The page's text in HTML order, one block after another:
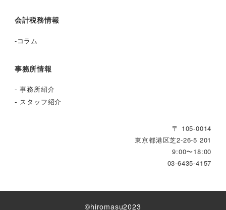
会計税務情報
-コラム
事務所情報
-事務所紹介
- スタッフ紹介
〒 105-0014
東京都港区芝2‐26‐5 201
9:00〜18:00
03-6435-4157
©︎hiromasu2023